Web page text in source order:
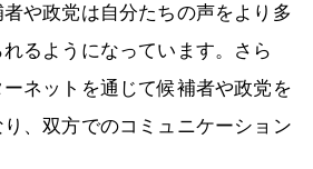
や政党は自分たちの声をより多
るようになっています。さら
ネットを通じて候補者や政党を
、双方でのコミュニケーション